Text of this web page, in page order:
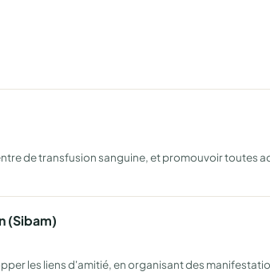
de transfusion sanguine, et promouvoir toutes
(Sibam)
les liens d'amitié, en organisant des